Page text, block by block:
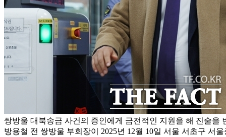
쌍방울 대북송금 사건의 증인에게 금전적인 지원을 해 진술을
방용철 전 쌍방울 부회장이 2025년 12월 10일 서울 서초구 서